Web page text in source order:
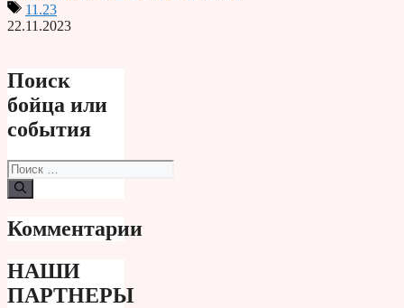
11.23
22.11.2023
Поиск
бойца или
события
Поиск:
Комментарии
НАШИ
ПАРТНЕРЫ